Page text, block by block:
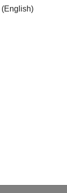
て
ロ
め
プ
避
使
(English)